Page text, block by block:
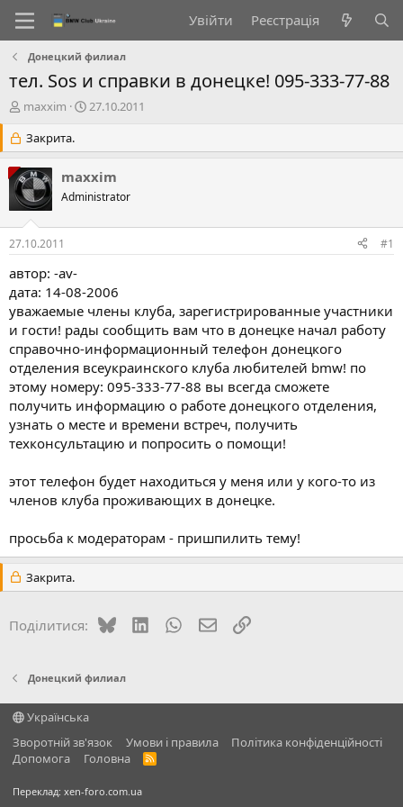
Увійти Реєстрація
Донецкий филиал
тел. Sos и справки в донецке! 095-333-77-88
А
т
о
р
т
е
м
maxxim
Д
а
т
в
е
я
27.10.2011
Закрита.
maxxim
Administrator
27.10.2011 #1
автор: -av-
дата: 14-08-2006
уважаемые члены клуба, зарегистрированные участники
и гости! рады сообщить вам что в донецке начал работу
справочно-информационный телефон донецкого
отделения всеукраинского клуба любителей bmw! по
этому номеру: 095-333-77-88 вы всегда сможете
получить информацию о работе донецкого отделения,
узнать о месте и времени встреч, получить
техконсультацию и попросить о помощи!
этот телефон будет находиться у меня или у кого-то из
членов клуба проживающих в донецке.
просьба к модераторам - пришпилить тему!
Закрита.
Поділитися: BlueskyLinkedInWhatsApp
E-mailПосилання
Донецкий филиал
Українська
Зворотній зв'язок
Умови і правила
Політика конфіденційності
Дoпoмoга
Головна
R
Переклад: xen-foro.com.ua